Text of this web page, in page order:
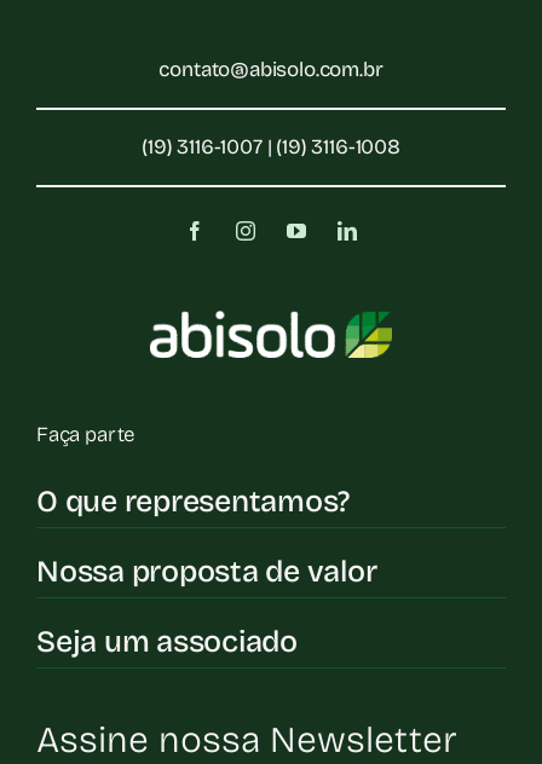
contato@abisolo.com.br
(19) 3116-1007 | (19) 3116-1008
Faça parte
O que representamos?
Nossa proposta de valor
Seja um associado
Assine nossa Newsletter